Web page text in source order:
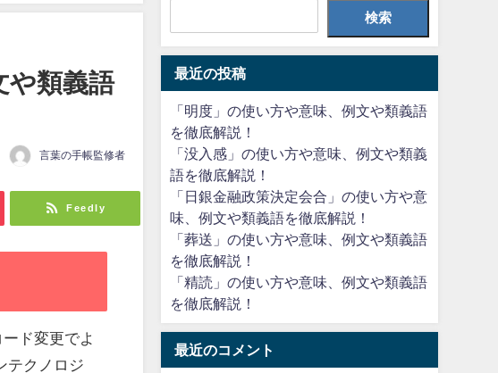
や類義語
言葉の手帳監修者
Feedly
ド変更でよ
テクノロジ
検索
最近の投稿
「明度」の使い方や意味、例文や類義語
を徹底解説！
「没入感」の使い方や意味、例文や類義
語を徹底解説！
「日銀金融政策決定会合」の使い方や意
味、例文や類義語を徹底解説！
「葬送」の使い方や意味、例文や類義語
を徹底解説！
「精読」の使い方や意味、例文や類義語
を徹底解説！
最近のコメント